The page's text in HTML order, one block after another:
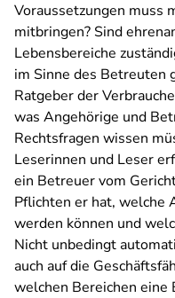
Voraussetzungen muss
mitbringen? Sind
Lebensbereiche
im Sinne des Betreuten
Ratgeber der
was Angehörige und
Rechtsfragen wissen
Leserinnen und Leser
ein Betreuer vom
Pflichten er hat, welche
werden können und
Nicht unbedingt
auch auf die
welchen Bereichen